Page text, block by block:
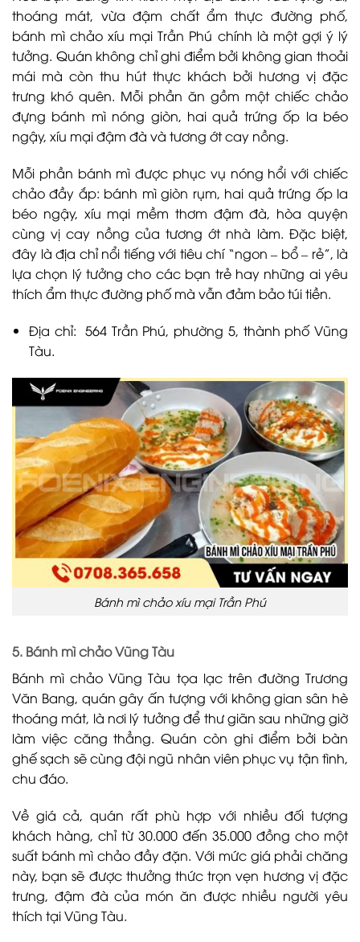
thoáng mát, vừa đậm chất ẩm thực đường phố,
bánh mì chảo xíu mại Trần Phú chính là một gợi ý lý
tưởng. Quán không chỉ ghi điểm bởi không gian thoải
mái mà còn thu hút thực khách bởi hương vị đặc
trưng khó quên. Mỗi phần ăn gồm một chiếc chảo
đựng bánh mì nóng giòn, hai quả trứng ốp la béo
ngậy, xíu mại đậm đà và tương ớt cay nồng.
Mỗi phần bánh mì được phục vụ nóng hổi với chiếc
chảo đầy ắp: bánh mì giòn rụm, hai quả trứng ốp la
béo ngậy, xíu mại mềm thơm đậm đà, hòa quyện
cùng vị cay nồng của tương ớt nhà làm. Đặc biệt,
đây là địa chỉ nổi tiếng với tiêu chí “ngon – bổ – rẻ”, là
lựa chọn lý tưởng cho các bạn trẻ hay những ai yêu
thích ẩm thực đường phố mà vẫn đảm bảo túi tiền.
Địa chỉ: 564 Trần Phú, phường 5, thành phố Vũng
Tàu.
Bánh mì chảo xíu mại Trần Phú
5. Bánh mì chảo Vũng Tàu
Bánh mì chảo Vũng Tàu tọa lạc trên đường Trương
Văn Bang, quán gây ấn tượng với không gian sân hè
thoáng mát, là nơi lý tưởng để thư giãn sau những giờ
làm việc căng thẳng. Quán còn ghi điểm bởi bàn
ghế sạch sẽ cùng đội ngũ nhân viên phục vụ tận tình,
chu đáo.
Về giá cả, quán rất phù hợp với nhiều đối tượng
khách hàng, chỉ từ 30.000 đến 35.000 đồng cho một
suất bánh mì chảo đầy đặn. Với mức giá phải chăng
này, bạn sẽ được thưởng thức trọn vẹn hương vị đặc
trưng, đậm đà của món ăn được nhiều người yêu
thích tại Vũng Tàu.